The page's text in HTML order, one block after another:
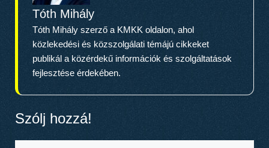
Tóth Mihály
Tóth Mihály szerző a KMKK oldalon, ahol
közlekedési és közszolgálati témájú cikkeket
publikál a közérdekű információk és szolgáltatások
fejlesztése érdekében.
Szólj hozzá!